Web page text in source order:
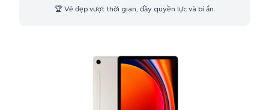
🏆 Vẻ đẹp vượt thời gian, đầy quyền lực và bí ẩn.